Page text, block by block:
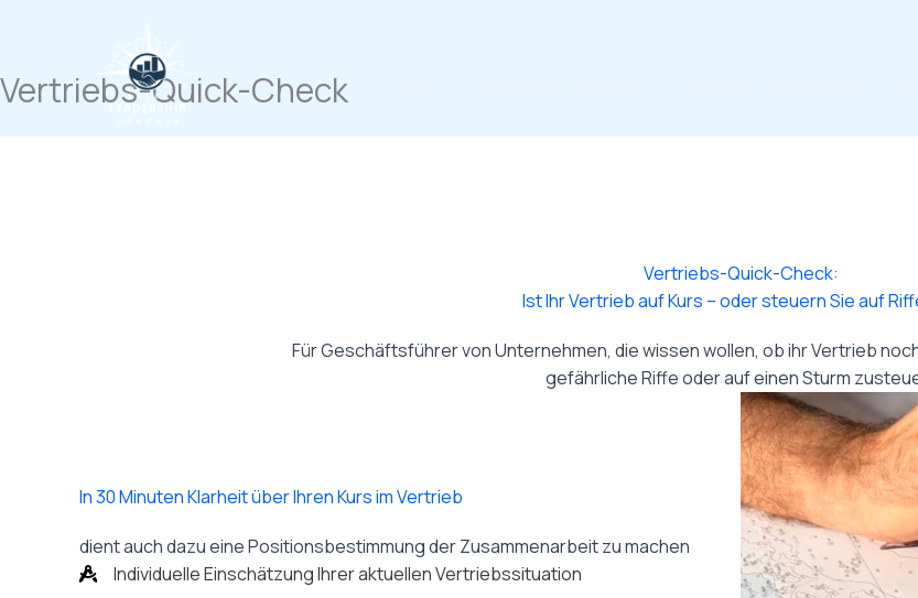
Vertriebs-Quick-Check
Vertriebs-Quick-Check:
Ist Ihr Vertrieb auf Kurs – oder steuern Sie auf
Für Geschäftsführer von Unternehmen, die wissen wollen, ob ihr Vertrieb
gefährliche Riffe oder auf einen Sturm
In 30 Minuten Klarheit über Ihren Kurs im Vertrieb
dient auch dazu eine Positionsbestimmung der Zusammenarbeit zu machen
Individuelle Einschätzung Ihrer aktuellen Vertriebssituation